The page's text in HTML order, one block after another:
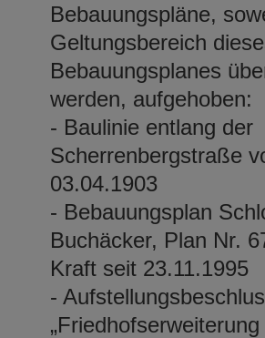
Bebauungspläne,
Geltungsbereich
Bebauungsplanes
werden, aufgehoben:
- Baulinie entlang der
Scherrenbergstraße
03.04.1903
- Bebauungsplan
Buchäcker, Plan Nr.
Kraft seit 23.11.1995
-